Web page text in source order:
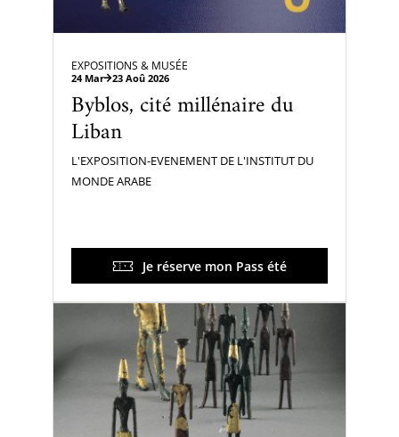
EXPOSITIONS & MUSÉE
24 Mar 23 Aoû 2026
Byblos, cité millénaire du
Liban
L'EXPOSITION-EVENEMENT DE L'INSTITUT DU
MONDE ARABE
Je réserve mon Pass été